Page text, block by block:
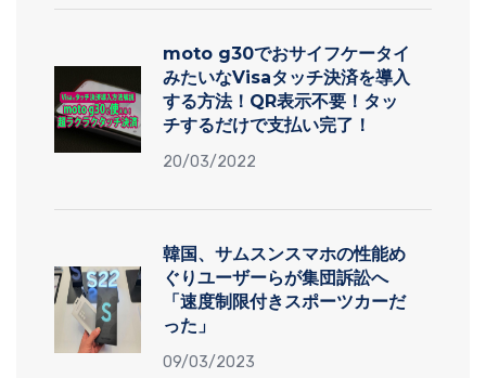
moto g30でおサイフケータイ
みたいなVisaタッチ決済を導入
する方法！QR表示不要！タッ
チするだけで支払い完了！
20/03/2022
韓国、サムスンスマホの性能め
ぐりユーザーらが集団訴訟へ
「速度制限付きスポーツカーだ
った」
09/03/2023